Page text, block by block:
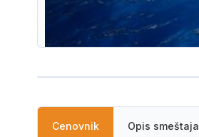
Broj odraslih putnika
Cenovnik Opis smeštaja